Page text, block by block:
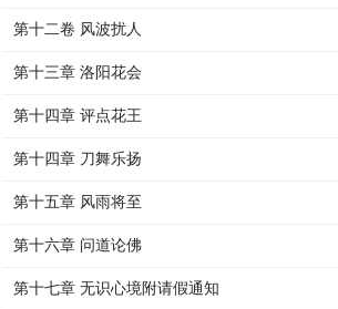
第十二卷 风波扰人
第十三章 洛阳花会
第十四章 评点花王
第十四章 刀舞乐扬
第十五章 风雨将至
第十六章 问道论佛
第十七章 无识心境附请假通知